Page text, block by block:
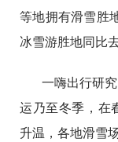
等地拥有滑雪胜
冰雪游胜地同比
一嗨出行研
运乃至冬季，在
升温，各地滑雪